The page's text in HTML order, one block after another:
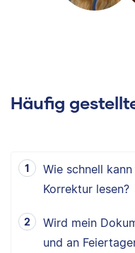
Häufig
Wie schnell
Korrektur lesen?
Wird mein
und an